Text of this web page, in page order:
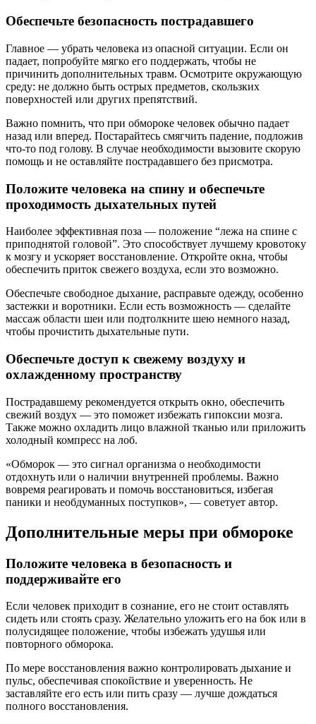
Обеспечьте безопасность пострадавшего
Главное — убрать человека из опасной ситуации. Если он
падает, попробуйте мягко его поддержать, чтобы не
причинить дополнительных травм. Осмотрите окружающую
среду: не должно быть острых предметов, скользких
поверхностей или других препятствий.
Важно помнить, что при обмороке человек обычно падает
назад или вперед. Постарайтесь смягчить падение, подложив
что-то под голову. В случае необходимости вызовите скорую
помощь и не оставляйте пострадавшего без присмотра.
Положите человека на спину и обеспечьте
проходимость дыхательных путей
Наиболее эффективная поза — положение “лежа на спине с
приподнятой головой”. Это способствует лучшему кровотоку
к мозгу и ускоряет восстановление. Откройте окна, чтобы
обеспечить приток свежего воздуха, если это возможно.
Обеспечьте свободное дыхание, расправьте одежду, особенно
застежки и воротники. Если есть возможность — сделайте
массаж области шеи или подтолкните шею немного назад,
чтобы прочистить дыхательные пути.
Обеспечьте доступ к свежему воздуху и
охлажденному пространству
Пострадавшему рекомендуется открыть окно, обеспечить
свежий воздух — это поможет избежать гипоксии мозга.
Также можно охладить лицо влажной тканью или приложить
холодный компресс на лоб.
«Обморок — это сигнал организма о необходимости
отдохнуть или о наличии внутренней проблемы. Важно
вовремя реагировать и помочь восстановиться, избегая
паники и необдуманных поступков», — советует автор.
Дополнительные меры при обмороке
Положите человека в безопасность и
поддерживайте его
Если человек приходит в сознание, его не стоит оставлять
сидеть или стоять сразу. Желательно уложить его на бок или в
полусидящее положение, чтобы избежать удушья или
повторного обморока.
По мере восстановления важно контролировать дыхание и
пульс, обеспечивая спокойствие и уверенность. Не
заставляйте его есть или пить сразу — лучше дождаться
полного восстановления.